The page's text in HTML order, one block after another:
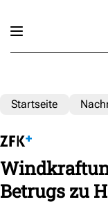
Startseite
Betrugs zu